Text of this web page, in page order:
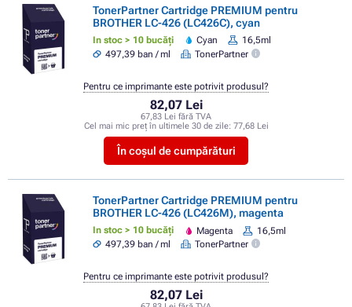
TonerPartner Cartridge PREMIUM pentru
BROTHER LC-426 (LC426C), cyan
In stoc > 10 bucăți Cyan
16,5ml
497,39 ban / ml
TonerPartner
82,07 Lei
67,83 Lei fără TVA
Cel mai mic preț în ultimele 30 de zile: 77,68 Lei
În coșul de cumpărături
Pentru ce imprimante este potrivit produsul?
TonerPartner Cartridge PREMIUM pentru
BROTHER LC-426 (LC426M), magenta
In stoc > 10 bucăți Magenta
16,5ml
497,39 ban / ml
TonerPartner
82,07 Lei
Pentru ce imprimante este potrivit produsul?